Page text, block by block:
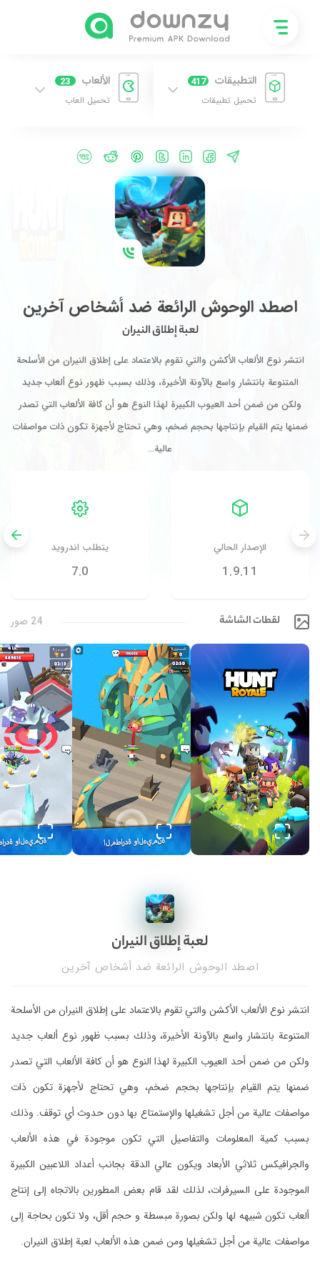
التطبيقات 417
تحميل تطبيقات
الألعاب 23
تحميل العاب
اصطد الوحوش الرائعة ضد أشخاص آخرين
لعبة إطلاق النيران
انتشر نوع الألعاب الأكشن والتي تقوم بالاعتماد على إطلاق النيران من الأسلحة
المتنوعة بانتشار واسع بالآونة الأخيرة، وذلك بسبب ظهور نوع ألعاب جديد
ولكن من ضمن أحد العيوب الكبيرة لهذا النوع هو أن كافة الألعاب التي تصدر
ضمنها يتم القيام بإنتاجها بحجم ضخم، وهي تحتاج لأجهزة تكون ذات مواصفات
عالية…
الإصدار الحالي
1.9.11
يتطلب اندرويد
7.0
لقطات الشاشة 24 صور
لعبة إطلاق النيران
اصطد الوحوش الرائعة ضد أشخاص آخرين
انتشر نوع الألعاب الأكشن والتي تقوم بالاعتماد على إطلاق النيران من الأسلحة
المتنوعة بانتشار واسع بالآونة الأخيرة، وذلك بسبب ظهور نوع ألعاب جديد
ولكن من ضمن أحد العيوب الكبيرة لهذا النوع هو أن كافة الألعاب التي تصدر
ضمنها يتم القيام بإنتاجها بحجم ضخم، وهي تحتاج لأجهزة تكون ذات
مواصفات عالية من أجل تشغيلها والإستمتاع بها دون حدوث أي توقف. وذلك
بسبب كمية المعلومات والتفاصيل التي تكون موجودة في هذه الألعاب
والجرافيكس ثلاثي الأبعاد ويكون عالي الدقة بجانب أعداد اللاعبين الكبيرة
الموجودة على السيرفرات، لذلك لقد قام بعض المطورين بالاتجاه إلى إنتاج
ألعاب تكون شبيهه لها ولكن بصورة مبسطة و حجم أقل، ولا تكون بحاجة إلى
مواصفات عالية من أجل تشغيلها ومن ضمن هذه الألعاب لعبة إطلاق النيران.